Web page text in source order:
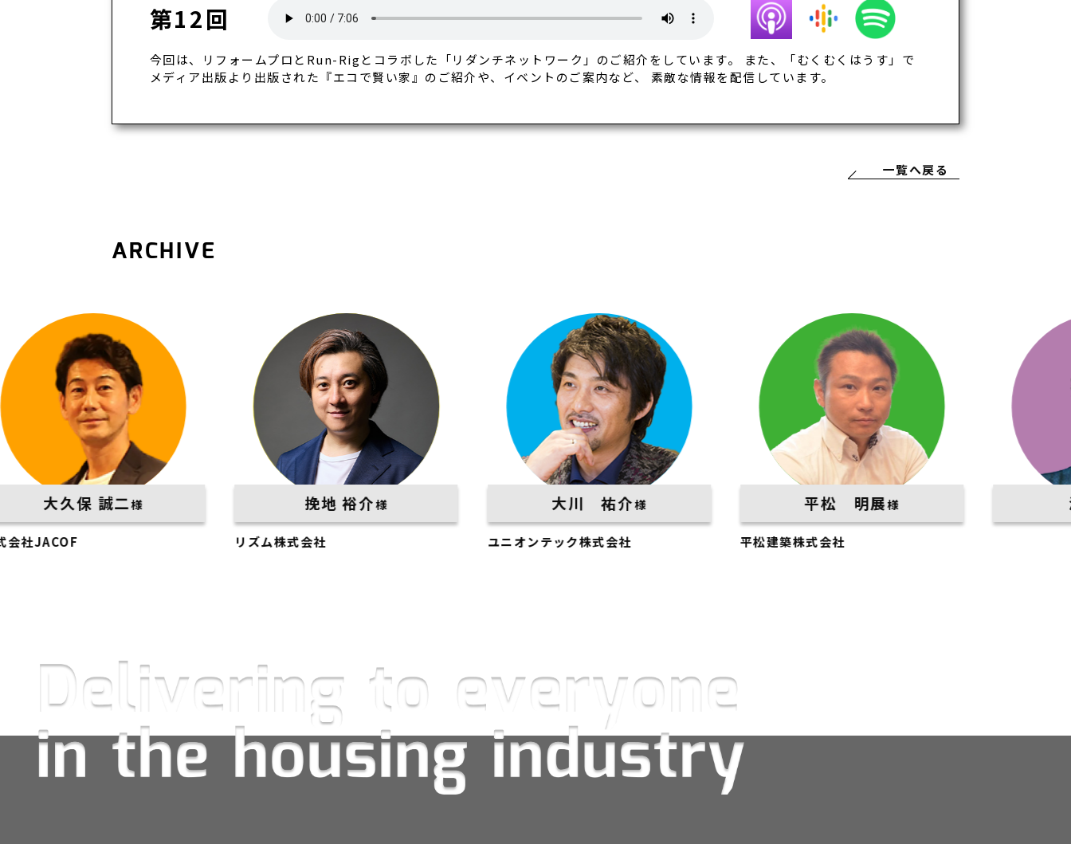
第12回
今回は、リフォームプロとRun-Rigとコラボした「リダンチネットワーク」のご紹介をしています。 また、「むくむくはうす」で
メディア出版より出版された『エコで賢い家』のご紹介や、イベントのご案内など、 素敵な情報を配信しています。
一覧へ戻る
ARCHIVE
保 誠二様 挽地 裕介様
リズム株式会社
大川 祐介様
ユニオンテック株式会社
平松 明展様
平松建築株式会社
渡邉 昇